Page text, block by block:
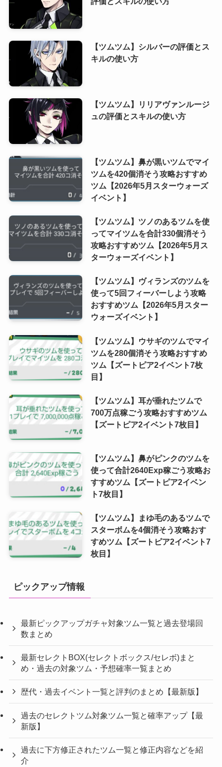
【ツムツム】シルバーの評価とス
キルの使い方
【ツムツム】リリアヴァンルージ
ュの評価とスキルの使い方
【ツムツム】鼻が黒いツムでマイ
ツムを420個消そう攻略おすすめ
ツム【2026年5月スターウォーズ
イベント】
【ツムツム】ツノのあるツムを使
ってマイツムを合計330個消そう
攻略おすすめツム【2026年5月ス
ターウォーズイベント】
【ツムツム】ヴィランズのツムを
使って5回フィーバーしよう攻略
おすすめツム【2026年5月スター
ウォーズイベント】
【ツムツム】ウサギのツムでマイ
ツムを280個消そう攻略おすすめ
ツム【ズートピア2イベント7枚
目】
【ツムツム】耳が垂れたツムで
700万点稼ごう攻略おすすめツム
【ズートピア2イベント7枚目】
【ツムツム】鼻がピンクのツムを
使って合計2640Exp稼ごう攻略お
すすめツム【ズートピア2イベン
ト7枚目】
【ツムツム】まゆ毛のあるツムで
スターボムを4個消そう攻略おす
すめツム【ズートピア2イベント7
枚目】
ピックアップ情報
最新ピックアップガチャ対象ツム一覧と過去登場回
数まとめ
最新セレクトBOX(セレクトボックス/セレボ)まと
め・過去の対象ツム・予想確率一覧まとめ
歴代・過去イベント一覧と評判のまとめ【最新版】
過去のセレクトツム対象ツム一覧と確率アップ【最
新版】
過去に下方修正されたツム一覧と修正内容などを紹
介